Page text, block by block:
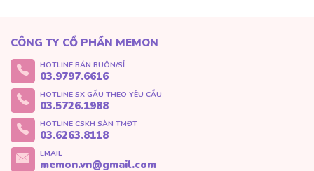
CÔNG TY CỔ PHẦN MEMON
HOTLINE BÁN BUÔN/SỈ
03.9797.6616
HOTLINE SX GẤU THEO YÊU CẦU
03.5726.1988
HOTLINE CSKH SÀN TMĐT
03.6263.8118
EMAIL
memon.vn@gmail.com